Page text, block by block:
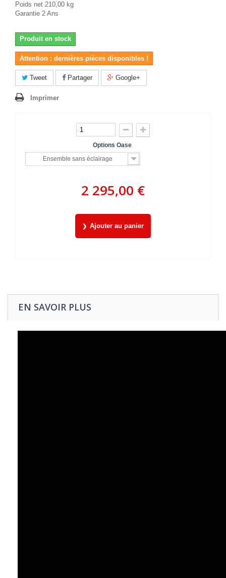
Poids net 210,00 kg
Garantie 2 Ans
Produit en stock
Attention : dernières pièces disponibles !
Tweet Partager Google+
Imprimer
Options Oase
Ensemble sans éclairage
2 295,00 €
Ajouter au panier
EN SAVOIR PLUS